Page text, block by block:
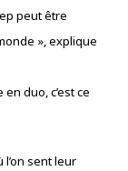
peut être
», explique
duo, c’est ce
sent leur